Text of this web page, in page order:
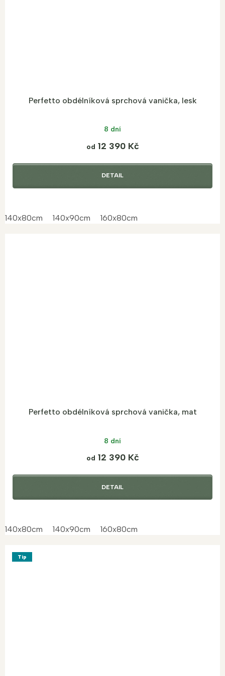
Perfetto obdélníková sprchová vanička, lesk
8 dní
od 12 390 Kč
DETAIL
140x80cm 140x90cm 160x80cm
Perfetto obdélníková sprchová vanička, mat
8 dní
od 12 390 Kč
DETAIL
140x80cm 140x90cm 160x80cm
Tip